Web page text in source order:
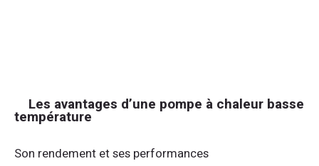
Les avantages d’une pompe à chaleur basse
température
Son rendement et ses performances